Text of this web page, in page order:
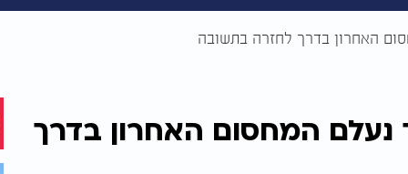
האחרון בדרך לחזרה בתשובה
המחסום האחרון בדרך